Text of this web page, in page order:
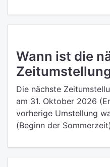
Wann ist die
Die nächste
am 31. Oktober 2026
vorherige Umstellung
(Beginn der